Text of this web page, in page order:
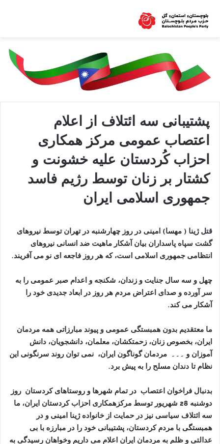
پشتیبانی سه ائتلاف از اعلام
اعتصاب عمومی مرکز ھمکاری
احزاب کُردستان علیه خشونت و
کشتار بر زنان توسط رژیم فاسد
جمهوری اسلامی ایران
قتل ژینا ( مهسا) امینی در روز چهارشنبه در تهران توسط نیروهای
گشت سپاه پاسداران بیان آشکار ماهیت ضد انسانی نیروهای
انتظامی جمهوری اسلامی است، که هر روز فاجعه ای نو می آفریند.
چهل و سه سال جنایت و زندان، شکنجه و اعدام صبر عمومی را به
سر آورده و صدای اعتراض مردم هر روز در ابعاد جدیدی خود را
آشکار می کند.
ما معتقدیم بدون همبستگی عمومی و پیوند مبارزاتی همه مردمان
ایران، بخصوص زنان، زحمتکشان، معلمان، دانشجویان، دانش
آموزان و ۔۔۔ مردمان گوناگون ایران، نمی توان روند سرنگونی این
نظام تا دندان مسلح را به پیش برد.
بدنبال فراخوان اعتصاب در تمام شهرها و روستاهای کردستان روز
دوشنبه 28 شھریور توسط مرکزهمکاری احزاب کردستان ایران، ما
سه ائتلاف سیاسی نیز در حمایت از خانواده ژینا امینی و در
همبستگی با مردم کردستان، پشتیبانی خود را در مبارزه با بی
عدالتی و ظلم به مردمان ایران اعلام می داریم وخواهان رسیدگی به